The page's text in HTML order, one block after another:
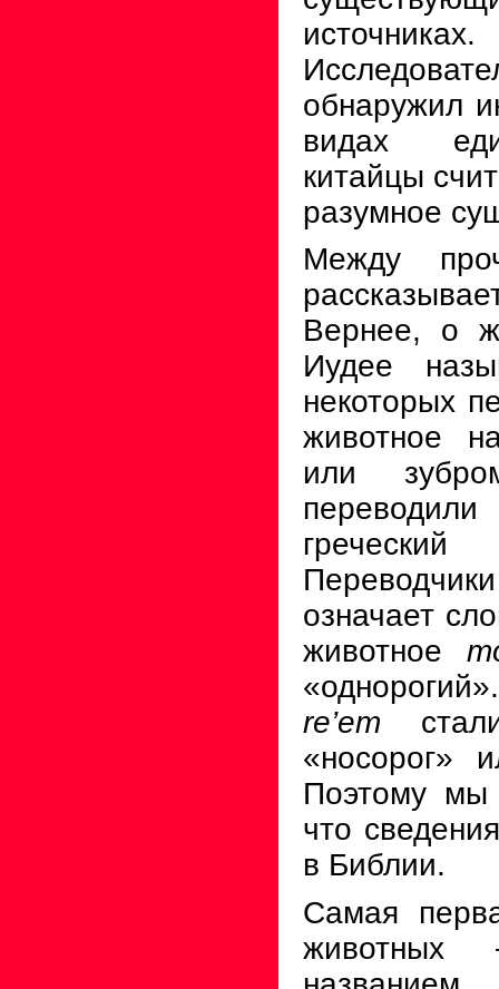
обнаружил
видах
китайцы
разумное
Между
Вернее, о
Иудее
некоторых
животное
или
означает
животное
re’em
«носорог»
Поэтому мы
что
в Библии.
Самая